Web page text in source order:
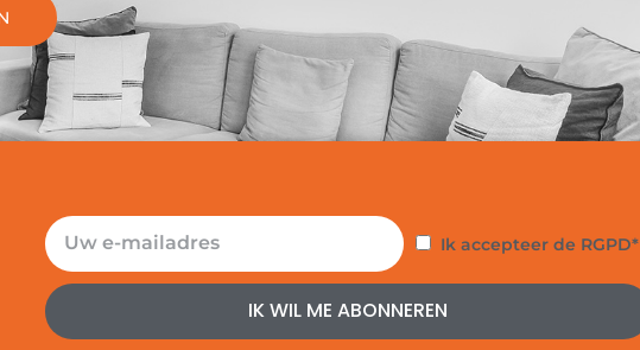
E-
mailadres
Privacy
Ik accepteer de RGPD*
IK WIL ME ABONNEREN